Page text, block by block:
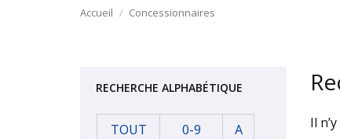
Accueil Concessionnaires
RECHERCHE ALPHABÉTIQUE
TOUT 0-9
A
Il